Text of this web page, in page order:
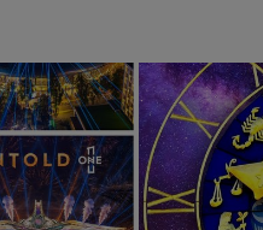
IMEDIAT: "Am